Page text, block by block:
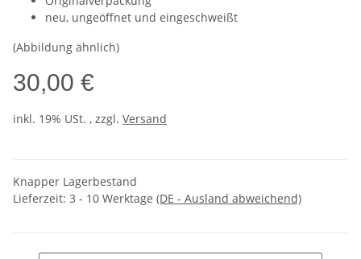
neu, ungeöffnet und eingeschweißt
(Abbildung ähnlich)
30,00 €
inkl. 19% USt. , zzgl. Versand
Knapper Lagerbestand
Lieferzeit: 3 - 10 Werktage (DE - Ausland abweichend)